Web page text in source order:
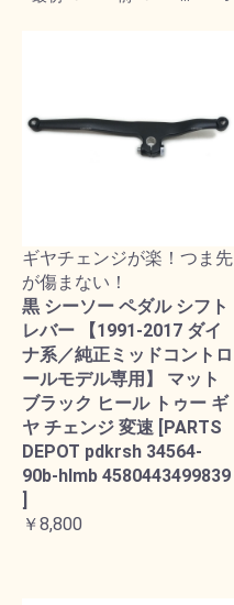
ギヤチェンジが楽！つま先
が傷まない！
黒 シーソー ペダル シフト
レバー 【1991-2017 ダイ
ナ系／純正ミッドコントロ
ールモデル専用】 マット
ブラック ヒール トゥー ギ
ヤ チェンジ 変速 [PARTS
DEPOT pdkrsh 34564-
90b-hlmb 4580443499839
]
￥8,800